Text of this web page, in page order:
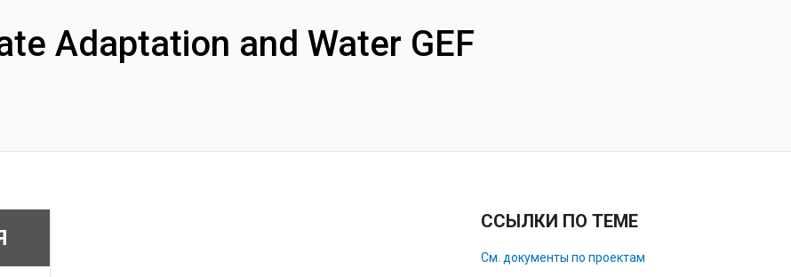
Adaptation and Water GEF
ССЫЛКИ ПО ТЕМЕ
См. документы по проектам